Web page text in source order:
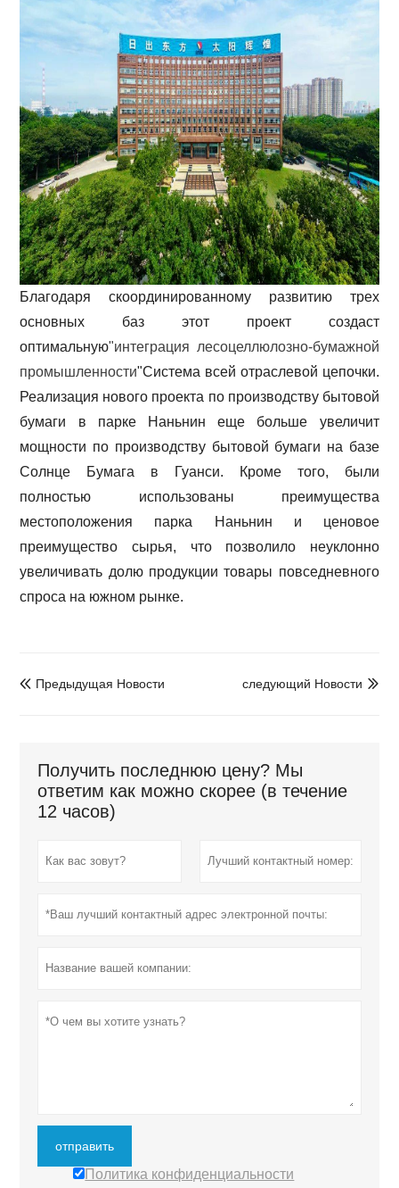
Благодаря скоординированному развитию трех
основных баз этот проект создаст
оптимальную"интеграция лесоцеллюлозно-бумажной
промышленности"Система всей отраслевой цепочки.
Реализация нового проекта по производству бытовой
бумаги в парке Наньнин еще больше увеличит
мощности по производству бытовой бумаги на базе
Солнце Бумага в Гуанси. Кроме того, были
полностью использованы преимущества
местоположения парка Наньнин и ценовое
преимущество сырья, что позволило неуклонно
увеличивать долю продукции товары повседневного
спроса на южном рынке.
 Предыдущая Hовости 
следующий Hовости
Получить последнюю цену? Мы
ответим как можно скорее (в течение
12 часов)
отправить
Политика конфиденциальности